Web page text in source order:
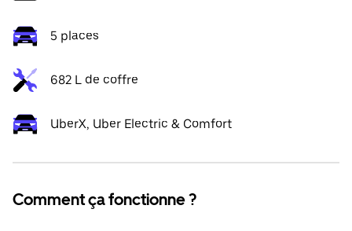
5 places
682 L de coffre
UberX, Uber Electric & Comfort
Comment ça fonctionne ?